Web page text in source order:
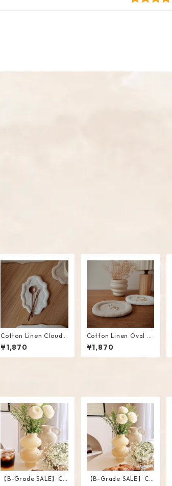
Cotton Linen Cloud
Mini Mat #White
¥1,870
Cotton Linen Oval M
ini Mat #Beige
¥1,870
【B-Grade SALE】Ch
【B-Grade SALE】Ch